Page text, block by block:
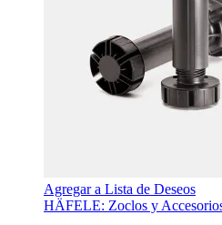
Agregar a Lista de Deseos
HÄFELE: Zoclos y